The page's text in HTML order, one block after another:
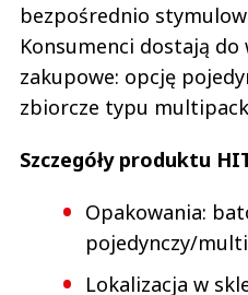
bezpośrednio
Konsumenci dostają
zakupowe: opcję
zbiorcze typu
Szczegóły produktu
Opakowania:
pojedynczy/
Lokalizacja w